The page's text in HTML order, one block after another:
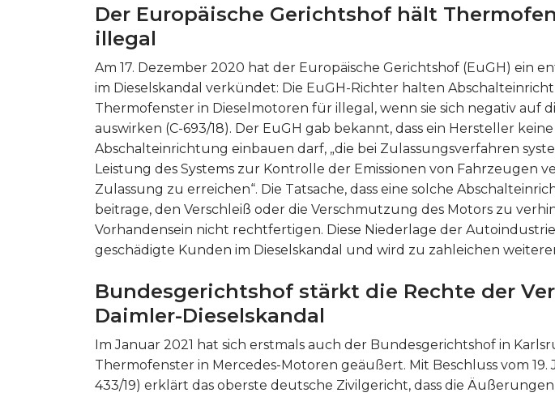
Der Europäische Gerichtshof hält
illegal
Am 17. Dezember 2020 hat der Europäische Gerichtshof (EuGH) ein
im Dieselskandal verkündet: Die EuGH-Richter halten
Thermofenster in Dieselmotoren für illegal, wenn sie sich negativ auf
auswirken (C-693/18). Der EuGH gab bekannt, dass ein Hersteller keine
Abschalteinrichtung einbauen darf, „die bei Zulassungsverfahren
Leistung des Systems zur Kontrolle der Emissionen von Fahrzeugen
Zulassung zu erreichen“. Die Tatsache, dass eine solche
beitrage, den Verschleiß oder die Verschmutzung des Motors zu
Vorhandensein nicht rechtfertigen. Diese Niederlage der
geschädigte Kunden im Dieselskandal und wird zu zahleichen
Bundesgerichtshof stärkt die Rechte der
Daimler-Dieselskandal
Im Januar 2021 hat sich erstmals auch der Bundesgerichtshof in
Thermofenster in Mercedes-Motoren geäußert. Mit Beschluss vom 19.
433/19) erklärt das oberste deutsche Zivilgericht, dass die